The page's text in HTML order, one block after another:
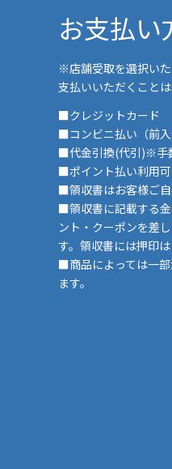
お支払い
※店舗受取を選択い
支払いいただくこと
■クレジットカード
■コンビニ払い（前入
■代金引換(代引)※手
■ポイント払い利用可
■領収書はお客様ご自
■領収書に記載する
ント・クーポンを差
す。領収書には押印は
■商品によっては一
ます。